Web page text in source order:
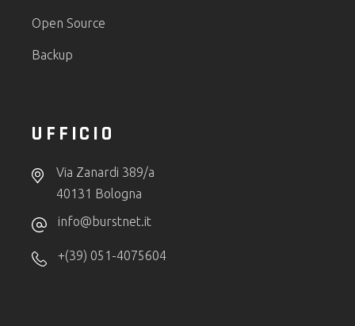
Open Source
Backup
UFFICIO
Via Zanardi 389/a
40131 Bologna
info@burstnet.it
+(39) 051-4075604